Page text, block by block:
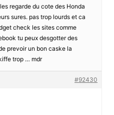
regarde du cote des Honda
sures. pas trop lourds et ca
check les sites comme
tu peux desgotter des
prevoir un bon caske la
trop … mdr
#92430